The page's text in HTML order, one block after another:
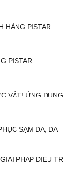
HÀNG PISTAR
PISTAR
VẬT! ỨNG DỤNG
SẠM DA, DA
PHÁP ĐIỀU TRỊ